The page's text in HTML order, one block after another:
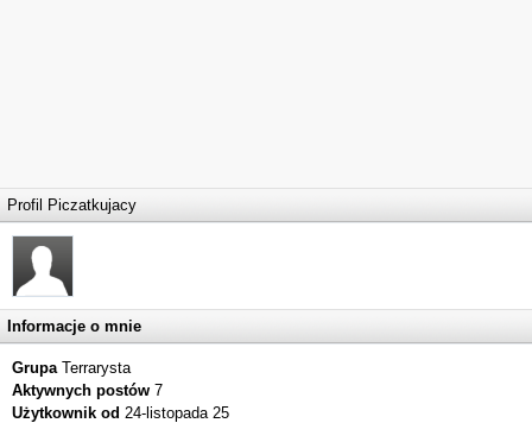
Profil Piczatkujacy
Informacje o mnie
GrupaTerrarysta
Aktywnych postów 7
Użytkownik od 24-listopada 25